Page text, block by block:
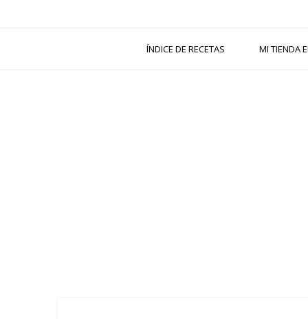
ÍNDICE DE RECETAS MI TIENDA